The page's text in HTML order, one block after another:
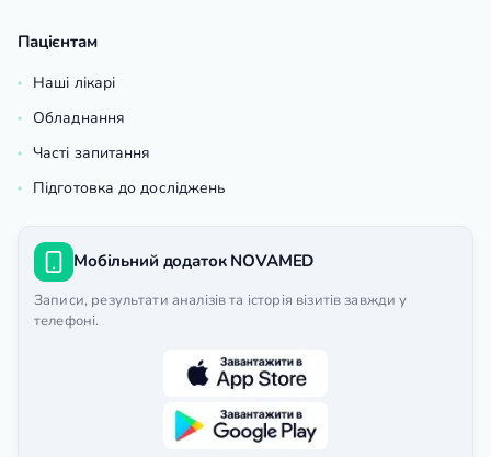
Пацієнтам
Наші лікарі
Обладнання
Часті запитання
Підготовка до досліджень
Мобільний додаток NOVAMED
Записи, результати аналізів та історія візитів завжди у
телефоні.